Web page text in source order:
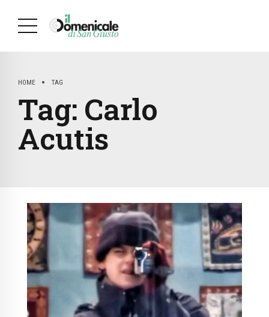
HOME TAG
Tag: Carlo
Acutis